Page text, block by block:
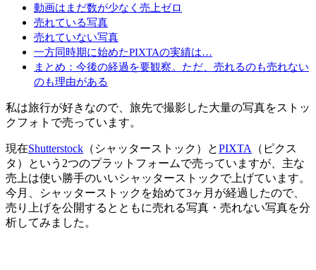
動画はまだ数が少なく売上ゼロ
売れている写真
売れていない写真
一方同時期に始めたPIXTAの実績は…
まとめ：今後の経過を要観察。ただ、売れるのも売れない
のも理由がある
私は旅行が好きなので、旅先で撮影した大量の写真をストッ
クフォトで売っています。
現在Shutterstock （シャッターストック）とPIXTA
（ピクス
タ）という2つのプラットフォームで売っていますが、主な
売上は使い勝手のいいシャッターストックで上げています。
今月、シャッターストックを始めて3ヶ月が経過したので、
売り上げを公開するとともに売れる写真・売れない写真を分
析してみました。